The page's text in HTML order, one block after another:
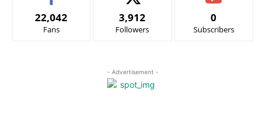
22,042
Fans
3,912
Followers
0
Subscribers
- Advertisement -